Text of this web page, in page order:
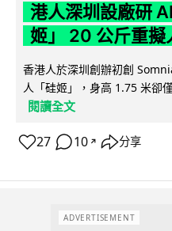
港人深圳設廠研
姬」 20 公斤重擬
香港人於深圳創辦初創
人「硅姬」，身高 1.75 米卻
閱讀全文
27 10 ↗ 分享
ADVERTISEMENT